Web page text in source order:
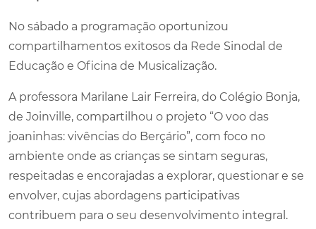
No sábado a programação oportunizou
compartilhamentos exitosos da Rede Sinodal de
Educação e Oficina de Musicalização.
A professora Marilane Lair Ferreira, do Colégio Bonja,
de Joinville, compartilhou o projeto “O voo das
joaninhas: vivências do Berçário”, com foco no
ambiente onde as crianças se sintam seguras,
respeitadas e encorajadas a explorar, questionar e se
envolver, cujas abordagens participativas
contribuem para o seu desenvolvimento integral.